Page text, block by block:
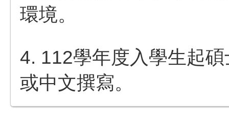
環境。
4. 112學年度入學生起碩
或中文撰寫。